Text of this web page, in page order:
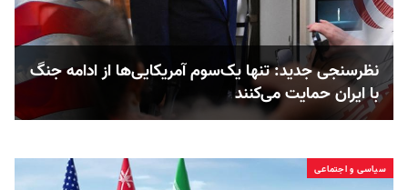
نظرسنجی جدید: تنها یک‌سوم آمریکایی‌ها از ادامه جنگ
با ایران حمایت می‌کنند
سیاسی و اجتماعی